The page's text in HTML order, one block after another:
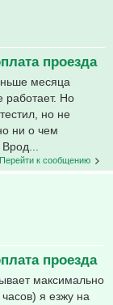
проезда
месяца
работает. Но
но не
ни о чем
Перейти к сообщению
проезда
максимально
я езжу на